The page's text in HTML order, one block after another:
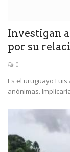
Investigan
por su
0
Es el uruguayo
anónimas.